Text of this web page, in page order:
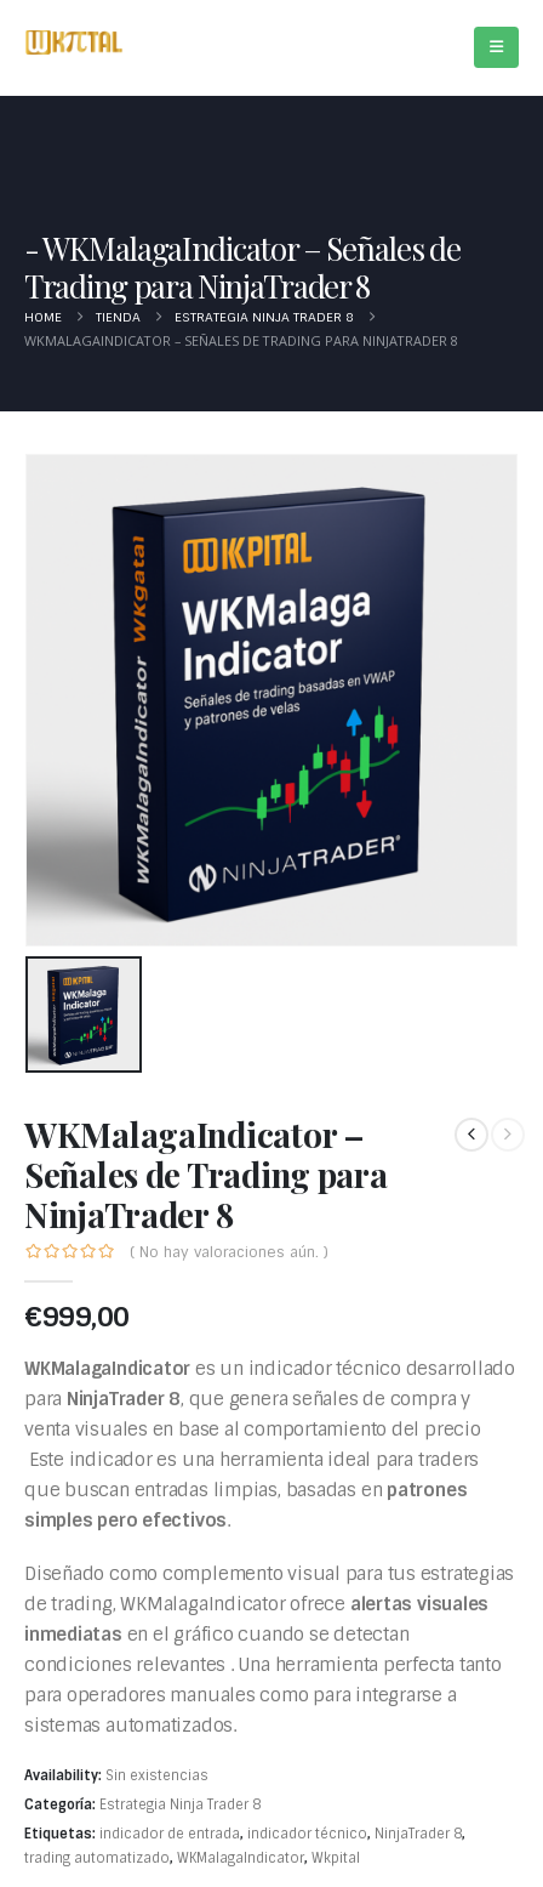
WKMalagaIndicator – Señales de
Trading para NinjaTrader 8
HOME TIENDA ESTRATEGIA NINJA TRADER 8
WKMALAGAINDICATOR – SEÑALES DE TRADING PARA NINJATRADER 8
WKMalagaIndicator –
Señales de Trading para
NinjaTrader 8
( No hay valoraciones aún. )
€999,00
WKMalagaIndicator es un indicador técnico desarrollado
para NinjaTrader 8, que genera señales de compra y
venta visuales en base al comportamiento del precio
Este indicador es una herramienta ideal para traders
que buscan entradas limpias, basadas en patrones
simples pero efectivos.
Diseñado como complemento visual para tus estrategias
de trading, WKMalagaIndicator ofrece alertas visuales
inmediatas en el gráfico cuando se detectan
condiciones relevantes . Una herramienta perfecta tanto
para operadores manuales como para integrarse a
sistemas automatizados.
Availability: Sin existencias
Categoría: Estrategia Ninja Trader 8
Etiquetas: indicador de entrada, indicador técnico, NinjaTrader 8,
trading automatizado, WKMalagaIndicator, Wkpital